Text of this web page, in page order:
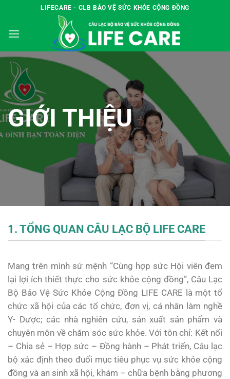
nội
LIFECARE - CLB BẢO VỆ SỨC KHỎE CỘNG ĐỒNG
GIỚI THIỆU
1. TỔNG QUAN CÂU LẠC BỘ LIFE CARE
Mang trên mình sứ mệnh “Cùng hợp sức Hội viên đem
lại lợi ích thiết thực cho sức khỏe cộng đồng”, Câu Lạc
Bộ Bảo Vệ Sức Khỏe Cộng Đồng LIFE CARE là một tổ
chức xã hội của các tổ chức, đơn vị, cá nhân làm nghề
Y- Dược; các nhà nghiên cứu, sản xuất sản phẩm và
chuyên môn về chăm sóc sức khỏe. Với tôn chỉ: Kết nối
– Chia sẻ – Hợp sức – Đồng hành – Phát triển, Câu lạc
bộ xác định theo đuổi mục tiêu phục vụ sức khỏe cộng
đồng và an sinh xã hội, khám – chữa bệnh bằng phương